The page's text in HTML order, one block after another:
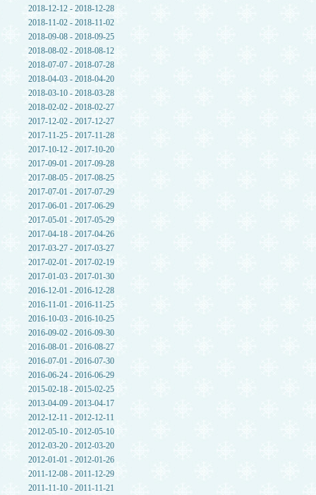
2018-12-12 - 2018-12-28
2018-11-02 - 2018-11-02
2018-09-08 - 2018-09-25
2018-08-02 - 2018-08-12
2018-07-07 - 2018-07-28
2018-04-03 - 2018-04-20
2018-03-10 - 2018-03-28
2018-02-02 - 2018-02-27
2017-12-02 - 2017-12-27
2017-11-25 - 2017-11-28
2017-10-12 - 2017-10-20
2017-09-01 - 2017-09-28
2017-08-05 - 2017-08-25
2017-07-01 - 2017-07-29
2017-06-01 - 2017-06-29
2017-05-01 - 2017-05-29
2017-04-18 - 2017-04-26
2017-03-27 - 2017-03-27
2017-02-01 - 2017-02-19
2017-01-03 - 2017-01-30
2016-12-01 - 2016-12-28
2016-11-01 - 2016-11-25
2016-10-03 - 2016-10-25
2016-09-02 - 2016-09-30
2016-08-01 - 2016-08-27
2016-07-01 - 2016-07-30
2016-06-24 - 2016-06-29
2015-02-18 - 2015-02-25
2013-04-09 - 2013-04-17
2012-12-11 - 2012-12-11
2012-05-10 - 2012-05-10
2012-03-20 - 2012-03-20
2012-01-01 - 2012-01-26
2011-12-08 - 2011-12-29
2011-11-10 - 2011-11-21